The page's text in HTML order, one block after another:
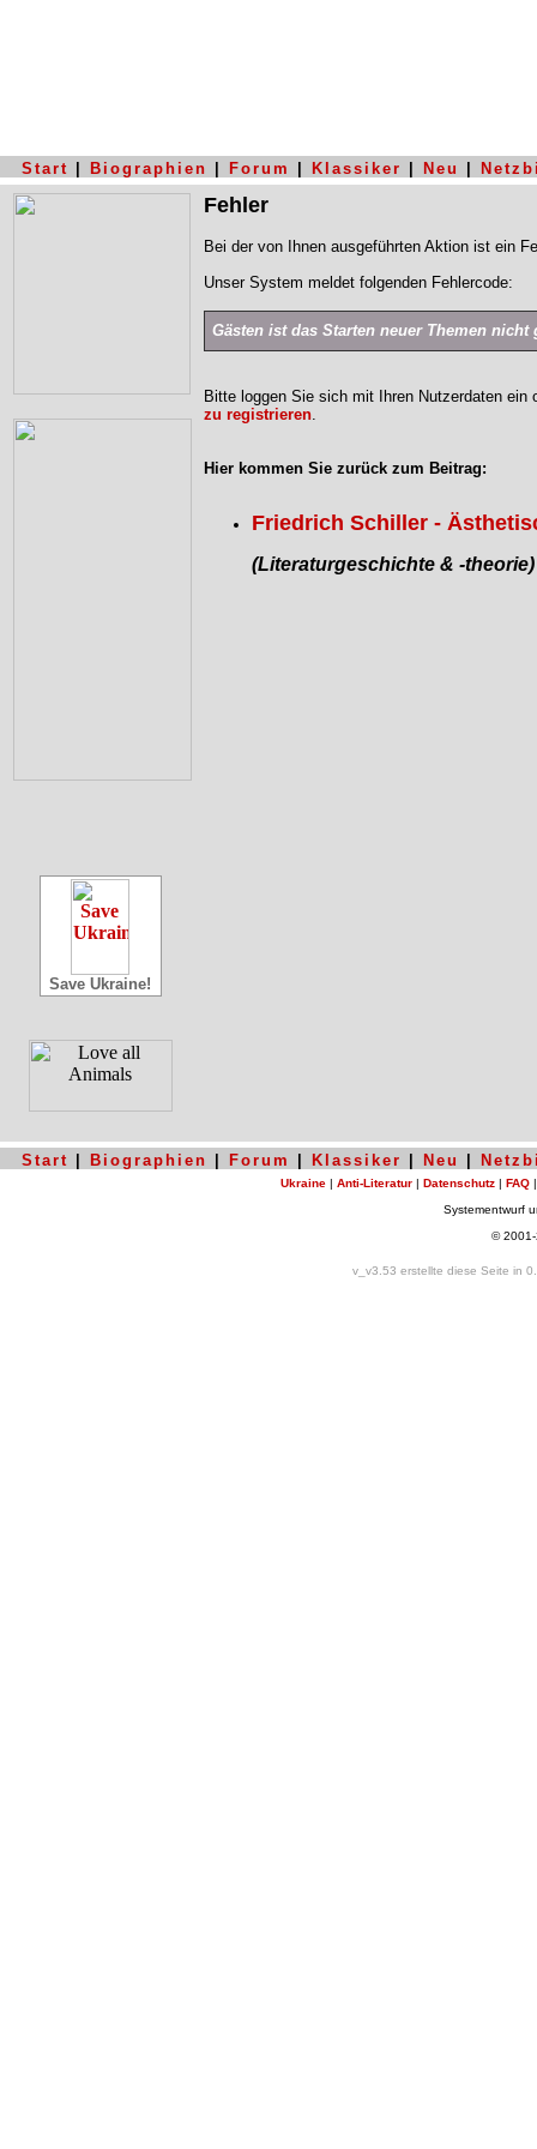
Start Biographien Forum Klassiker Neu
Save Ukraine!
Fehler
Bei der von Ihnen ausgeführten Aktion ist ein
Unser System meldet folgenden Fehlercode:
Gästen ist das Starten neuer Themen nicht
Bitte loggen Sie sich mit Ihren Nutzerdaten
zu registrieren.
Hier kommen Sie zurück zum Beitrag:
Friedrich Schiller -
(Literaturgeschichte & -theorie)
Start Biographien Forum Klassiker Neu
Ukraine | Anti-Literatur | Datenschutz | FAQ
Systementwurf
©
v_v3.53 erstellte diese Seite in